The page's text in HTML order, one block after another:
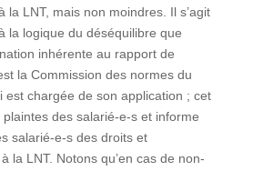
la LNT, mais non moindres. Il s’agit
la logique du déséquilibre que
inhérente au rapport de
la Commission des normes du
est chargée de son application ; cet
des salarié-e-s et informe
salarié-e-s des droits et
la LNT. Notons qu’en cas de non-